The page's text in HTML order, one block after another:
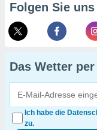
Folgen Sie uns
Das Wetter per
Ich habe die
zu.